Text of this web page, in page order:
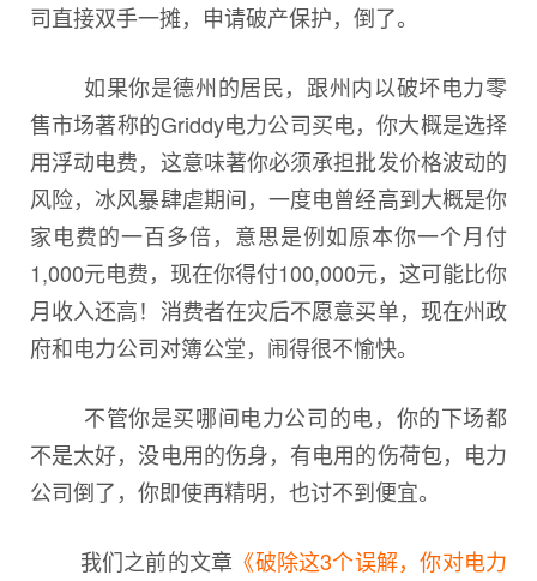
司直接双手一摊，申请破产保护，倒了。
如果你是德州的居民，跟州内以破坏电力零
售市场著称的Griddy电力公司买电，你大概是选择
用浮动电费，这意味著你必须承担批发价格波动的
风险，冰风暴肆虐期间，一度电曾经高到大概是你
家电费的一百多倍，意思是例如原本你一个月付
1,000元电费，现在你得付100,000元，这可能比你
月收入还高！消费者在灾后不愿意买单，现在州政
府和电力公司对簿公堂，闹得很不愉快。
不管你是买哪间电力公司的电，你的下场都
不是太好，没电用的伤身，有电用的伤荷包，电力
公司倒了，你即使再精明，也讨不到便宜。
我们之前的文章 《破除这3个误解，你对电力